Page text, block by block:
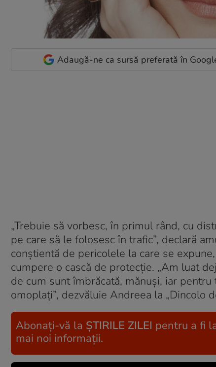
Adaugă-ne ca sursă preferată în
„Trebuie să vorbesc, în primul rând, cu
pe care să le folosesc în trafic”, declară
conștientă de pericolele la care se
cumpere o cască de protecție. „Am luat
de cum sunt îmbrăcată, mănuși, iar
omoplați”, dezvăluie Andreea la „Dincolo
Abonați-vă la ȘTIRILE ZILEI pentru a fi
mai noi informații.